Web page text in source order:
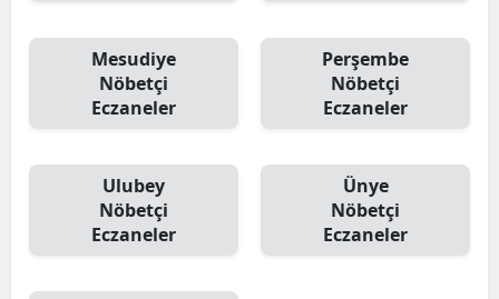
Mesudiye
Nöbetçi
Eczaneler
Perşembe
Nöbetçi
Eczaneler
Ulubey
Nöbetçi
Eczaneler
Ünye
Nöbetçi
Eczaneler